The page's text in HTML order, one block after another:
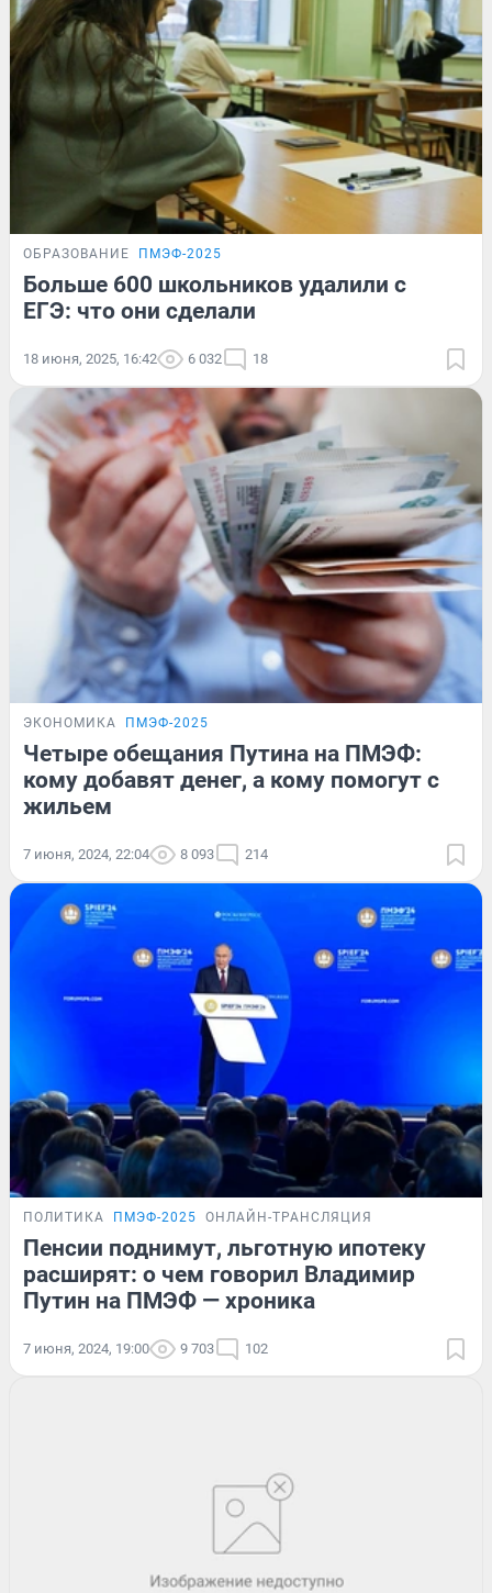
ОБРАЗОВАНИЕ ПМЭФ-2025
Больше 600 школьников удалили с
ЕГЭ: что они сделали
18 июня, 2025, 16:42 6 032 18
ЭКОНОМИКА ПМЭФ-2025
Четыре обещания Путина на ПМЭФ:
кому добавят денег, а кому помогут с
жильем
7 июня, 2024, 22:04 8 093 214
ПОЛИТИКА ПМЭФ-2025 ОНЛАЙН-ТРАНСЛЯЦИЯ
Пенсии поднимут, льготную ипотеку
расширят: о чем говорил Владимир
Путин на ПМЭФ — хроника
7 июня, 2024, 19:00 9 703 102